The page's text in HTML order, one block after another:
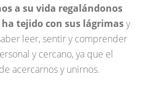
a su vida regalándonos
tejido con sus lágrimasy
leer, sentir y comprender
y cercano, ya que el
acercarnos y unirnos.